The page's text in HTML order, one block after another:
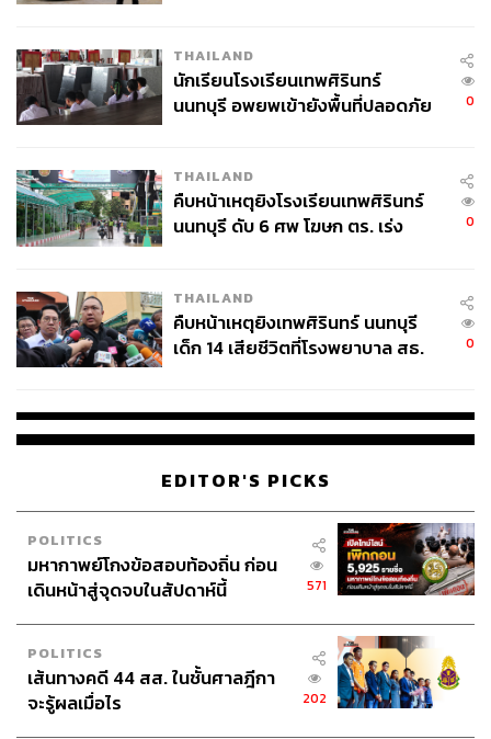
THAILAND
นักเรียนโรงเรียนเทพศิรินทร์
นนทบุรี อพยพเข้ายังพื้นที่ปลอดภัย
0
THAILAND
คืบหน้าเหตุยิงโรงเรียนเทพศิรินทร์
นนทบุรี ดับ 6 ศพ โฆษก ตร. เร่ง
0
THAILAND
คืบหน้าเหตุยิงเทพศิรินทร์ นนทบุรี
เด็ก 14 เสียชีวิตที่โรงพยาบาล สธ.
0
EDITOR'S PICKS
POLITICS
มหากาพย์โกงข้อสอบท้องถิ่น ก่อน
เดินหน้าสู่จุดจบในสัปดาห์นี้
571
POLITICS
เส้นทางคดี 44 สส. ในชั้นศาลฎีกา
จะรู้ผลเมื่อไร
202